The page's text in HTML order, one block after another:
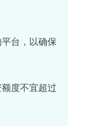
台，以确保
度不宜超过